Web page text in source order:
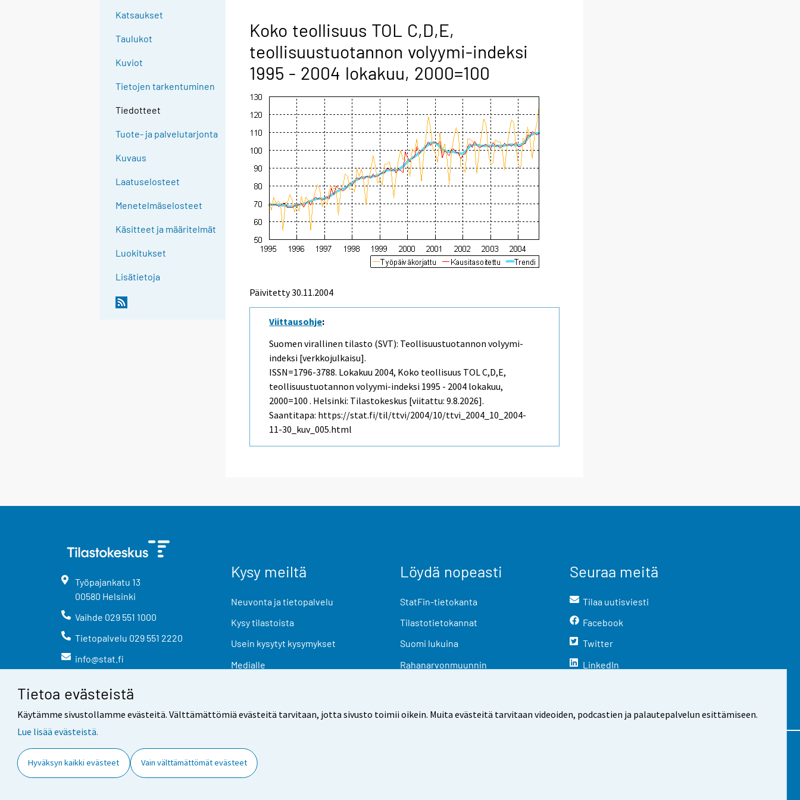
Tietoa evästeistä
Käytämme sivustollamme evästeitä. Välttämättömiä evästeitä tarvitaan, jotta sivusto toimii oikein. Muita evästeitä tarvitaan videoiden, podcastien ja palautepalvelun esittämiseen.
Lue lisää evästeistä.
Hyväksyn kaikki evästeet Vain välttämättömät evästeet
Katsaukset
Taulukot
Kuviot
Tietojen tarkentuminen
Tiedotteet
Tuote- ja palvelutarjonta
Kuvaus
Laatuselosteet
Menetelmäselosteet
Käsitteet ja määritelmät
Luokitukset
Lisätietoja
Koko teollisuus TOL C,D,E,
teollisuustuotannon volyymi-indeksi
1995 - 2004 lokakuu, 2000=100
Päivitetty30.11.2004
Viittausohje:
Suomen virallinen tilasto (SVT): Teollisuustuotannon volyymi-
indeksi [verkkojulkaisu].
ISSN=1796-3788. Lokakuu 2004, Koko teollisuus TOL C,D,E,
teollisuustuotannon volyymi-indeksi 1995 - 2004 lokakuu,
2000=100 . Helsinki: Tilastokeskus [viitattu: 9.8.2026].
Saantitapa: https://stat.fi/til/ttvi/2004/10/ttvi_2004_10_2004-
11-30_kuv_005.html
Työpajankatu 13
00580 Helsinki
Vaihde 029 551 1000
Tietopalvelu 029 551 2220
info@stat.fi
Kysy meiltä
Neuvonta ja tietopalvelu
Kysy tilastoista
Usein kysytyt kysymykset
Medialle
Löydä nopeasti
StatFin-tietokanta
Tilastotietokannat
Suomi lukuina
Rahanarvonmuunnin
Seuraa meitä
Tilaa uutisviesti
Facebook
Twitter
LinkedIn
Yhteystiedot Palaute